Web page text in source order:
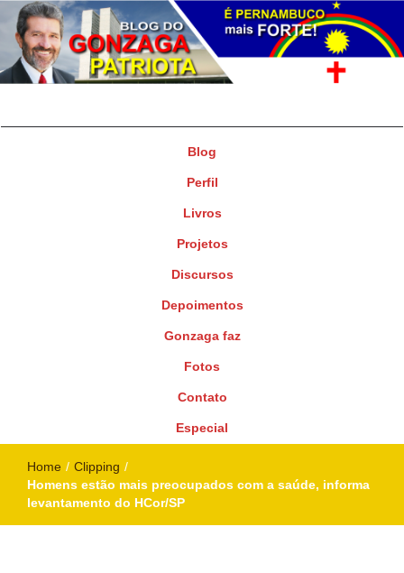
Blog
Perfil
Livros
Projetos
Discursos
Depoimentos
Gonzaga faz
Fotos
Contato
Especial
Home / Clipping /
Homens estão mais preocupados com a saúde, informa
levantamento do HCor/SP